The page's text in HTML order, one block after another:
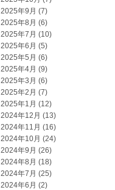
2025年9月 (7)
2025年8月 (6)
2025年7月 (10)
2025年6月 (5)
2025年5月 (6)
2025年4月 (9)
2025年3月 (6)
2025年2月 (7)
2025年1月 (12)
2024年12月 (13)
2024年11月 (16)
2024年10月 (24)
2024年9月 (26)
2024年8月 (18)
2024年7月 (25)
2024年6月 (2)